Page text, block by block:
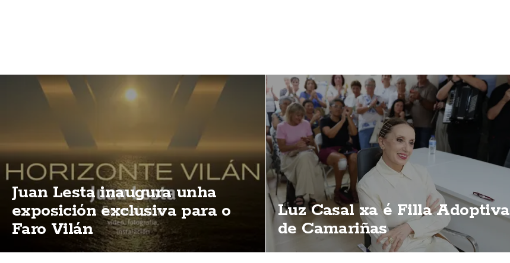
Juan Lesta inaugura unha
exposición exclusiva para o
Faro Vilán
Luz Casal xa é Filla Adoptiva
de Camariñas